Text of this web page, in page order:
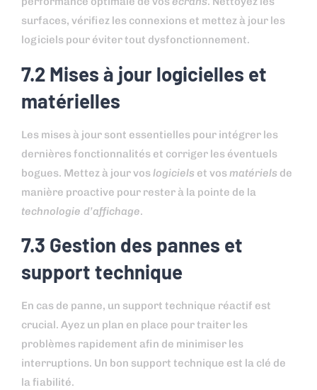
surfaces, vérifiez les connexions et mettez à jour les
logiciels pour éviter tout dysfonctionnement.
7.2 Mises à jour logicielles et
matérielles
Les mises à jour sont essentielles pour intégrer les
dernières fonctionnalités et corriger les éventuels
bogues. Mettez à jour voslogiciels et vosmatériels de
manière proactive pour rester à la pointe de la
technologie d’affichage.
7.3 Gestion des pannes et
support technique
En cas de panne, un support technique réactif est
crucial. Ayez un plan en place pour traiter les
problèmes rapidement afin de minimiser les
interruptions. Un bon support technique est la clé de
la fiabilité.